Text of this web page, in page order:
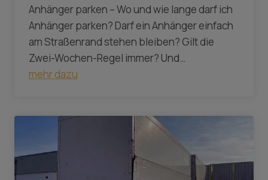
Anhänger parken – Wo und wie lange darf ich
Anhänger parken? Darf ein Anhänger einfach
am Straßenrand stehen bleiben? Gilt die
Zwei-Wochen-Regel immer? Und…
mehr dazu